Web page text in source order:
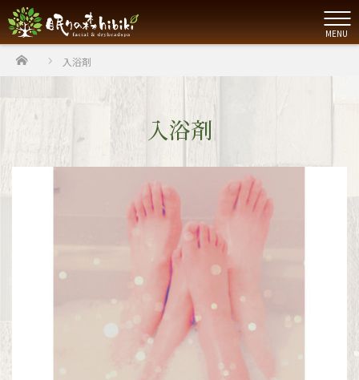
MENU
ホーム 入浴剤
入浴剤